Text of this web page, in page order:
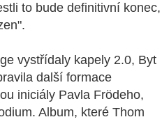
to bude definitivní konec,
vystřídaly kapely 2.0, Byt
další formace
iniciály Pavla Frödeho,
Album, které Thom